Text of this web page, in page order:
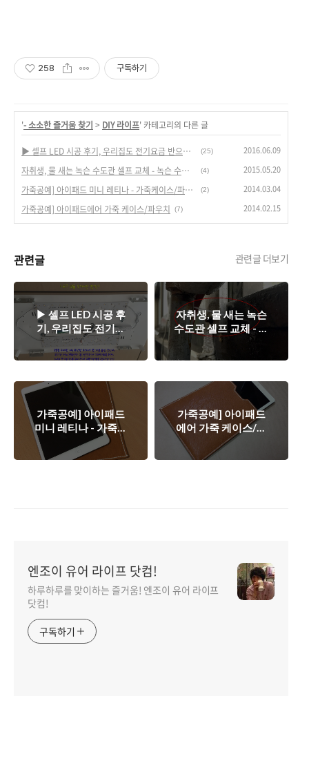
258 구독하기
'- 소소한 즐거움 찾기 > DIY 라이프' 카테고리의 다른 글
▶ 셀프 LED 시공 후기, 우리집도 전기요금 반으로 줄여 보자. (25) 2016.06.09
자취생, 물 새는 녹슨 수도관 셀프 교체 - 녹슨 수도관의 충격적인 모습. (4) 2015.05.20
가죽공예] 아이패드 미니 레티나 - 가죽케이스/파우치 (2) 2014.03.04
가죽공예] 아이패드에어 가죽 케이스/파우치 (7) 2014.02.15
관련글 관련글 더보기
▶ 셀프 LED 시공 후
기, 우리집도 전기요
금 반으로 줄여 보자.
자취생, 물 새는 녹슨
수도관 셀프 교체 - 녹
슨 수도관의 충격적
인 모습.
가죽공예] 아이패드
미니 레티나 - 가죽케
이스/파우치
가죽공예] 아이패드
에어 가죽 케이스/파
우치
엔조이 유어 라이프 닷컴!
하루하루를 맞이하는 즐거움! 엔조이 유어 라이프
닷컴!
구독하기